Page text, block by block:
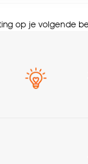
Aantal stuks
op je volgende